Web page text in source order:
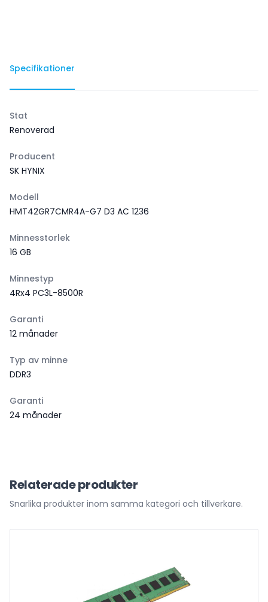
Specifikationer
Stat
Renoverad
Producent
SK HYNIX
Modell
HMT42GR7CMR4A-G7 D3 AC 1236
Minnesstorlek
16 GB
Minnestyp
4Rx4 PC3L-8500R
Garanti
12 månader
Typ av minne
DDR3
Garanti
24 månader
Relaterade produkter
Snarlika produkter inom samma kategori och tillverkare.